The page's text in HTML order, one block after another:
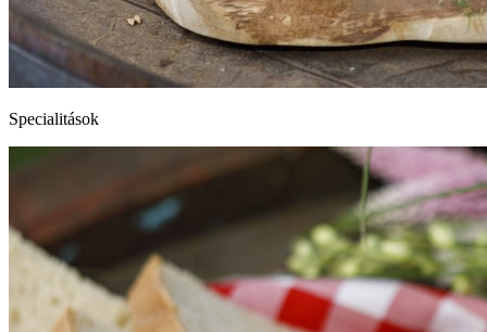
Specialitások